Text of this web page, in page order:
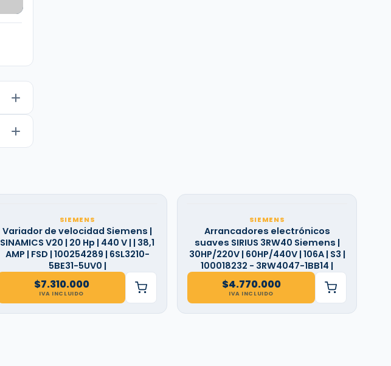
SIEMENS
Variador de velocidad Siemens |
SINAMICS V20 | 20 Hp | 440 V | | 38,1
AMP | FSD | 100254289 | 6SL3210-
5BE31-5UV0 |
$7.310.000
IVA INCLUIDO
SIEMENS
Arrancadores electrónicos
suaves SIRIUS 3RW40 Siemens |
30HP/220V | 60HP/440V | 106A | S3 |
100018232 - 3RW4047-1BB14 |
$4.770.000
IVA INCLUIDO